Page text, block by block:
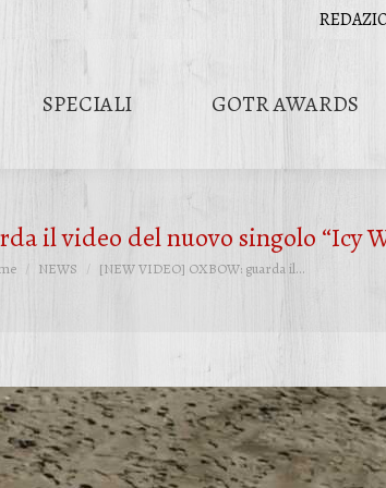
SPECIALI GOTR AWARDS
il video del nuovo singolo “Icy
qui:
NEWS [NEW VIDEO] OXBOW: guarda il…